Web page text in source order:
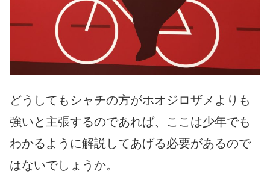
どうしてもシャチの方がホオジロザメよりも
強いと主張するのであれば、ここは少年でも
わかるように解説してあげる必要があるので
はないでしょうか。